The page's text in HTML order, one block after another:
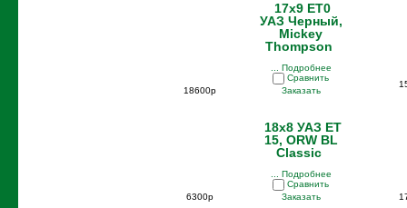
17x9 ET0
УАЗ Черный,
Mickey
Thompson
... Подробнее
Сравнить
18600р
Заказать
18x8 УАЗ ET
15, ORW BL
Classic
... Подробнее
Сравнить
6300р
Заказать